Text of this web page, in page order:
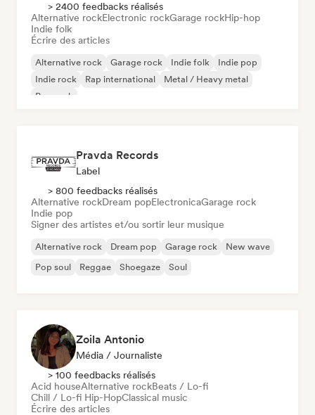
> 2400 feedbacks réalisés
Alternative rockElectronic rockGarage rockHip-hop
Indie folk
Écrire des articles
Alternative rock Garage rock Indie folk
Indie pop
Indie rock
Rap international
Metal / Heavy metal
Pop rock
Pravda Records
Label
> 800 feedbacks réalisés
Alternative rockDream popElectronicaGarage rock
Indie pop
Signer des artistes et/ou sortir leur musique
Alternative rock Dream pop Garage rock
New wave
Pop soul
Reggae Shoegaze Soul
Zoila Antonio
Média / Journaliste
> 100 feedbacks réalisés
Acid houseAlternative rockBeats / Lo-fi
Chill / Lo-fi Hip-HopClassical music
Écrire des articles